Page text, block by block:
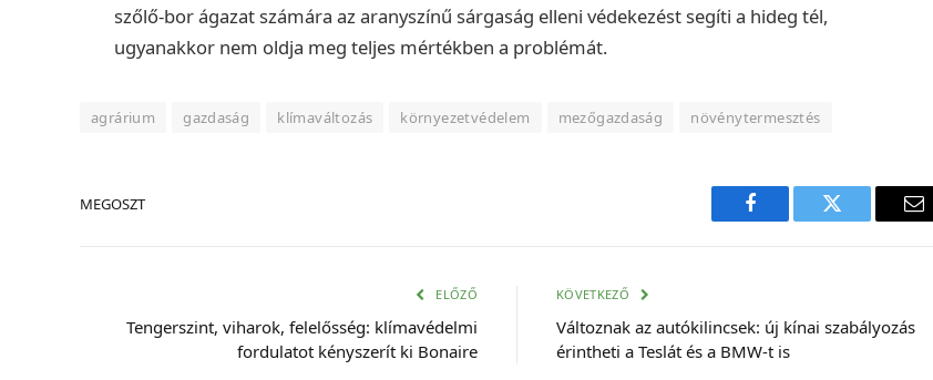
szőlő-bor ágazat számára az aranyszínű sárgaság elleni védekezést segíti a hideg tél,
ugyanakkor nem oldja meg teljes mértékben a problémát.
agrárium gazdaság klímaváltozás környezetvédelem mezőgazdaság növénytermesztés
MEGOSZT
Facebook Twitter
E-
ELŐZŐ
Tengerszint, viharok, felelősség: klímavédelmi
fordulatot kényszerít ki Bonaire
KÖVETKEZŐ
Változnak az autókilincsek: új kínai szabályozás
érintheti a Teslát és a BMW-t is